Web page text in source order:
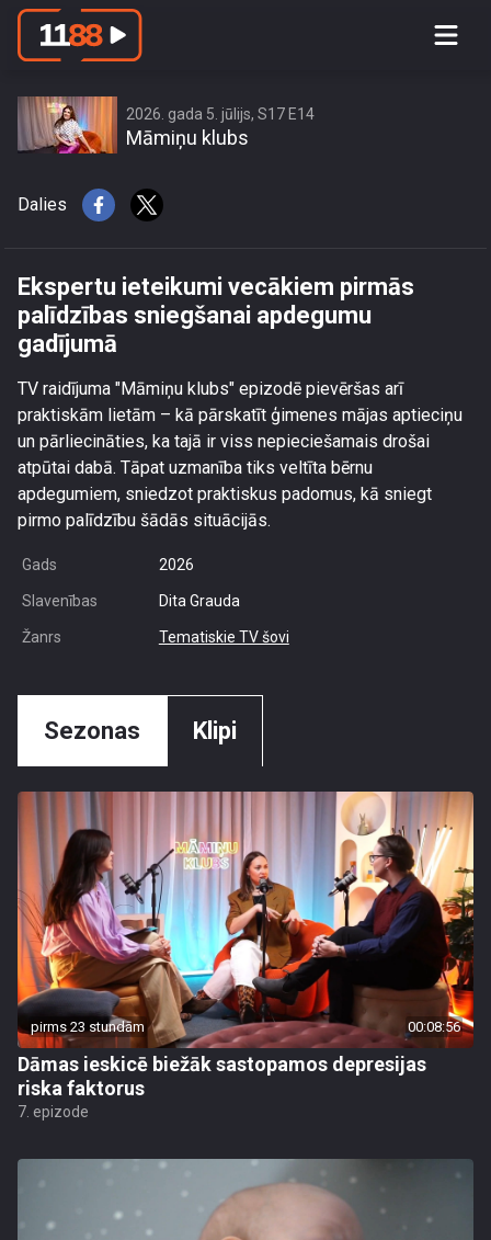
Ekspertu ieteikumi vecākiem pirmās
2026. gada 5. jūlijs, S17 E14
Māmiņu klubs
Dalies
Ekspertu ieteikumi vecākiem pirmās
palīdzības sniegšanai apdegumu
gadījumā
TV raidījuma "Māmiņu klubs" epizodē pievēršas arī
praktiskām lietām – kā pārskatīt ģimenes mājas aptieciņu
un pārliecināties, ka tajā ir viss nepieciešamais drošai
atpūtai dabā. Tāpat uzmanība tiks veltīta bērnu
apdegumiem, sniedzot praktiskus padomus, kā sniegt
pirmo palīdzību šādās situācijās.
Gads 2026
Slavenības Dita Grauda
Žanrs Tematiskie TV šovi
Sezonas Klipi
pirms 23 stundām 00:08:56
Dāmas ieskicē biežāk sastopamos depresijas
riska faktorus
7. epizode